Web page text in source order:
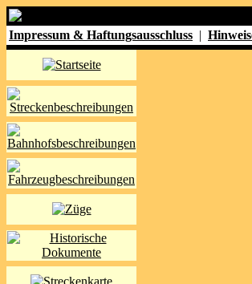
Impressum & Haftungsausschluss |